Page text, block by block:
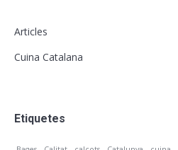
Articles
Cuina Catalana
Etiquetes